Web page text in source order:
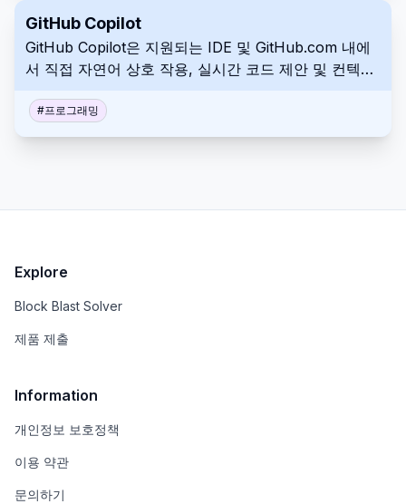
GitHub Copilot
GitHub Copilot은 지원되는 IDE 및 GitHub.com 내에
서 직접 자연어 상호 작용, 실시간 코드 제안 및 컨텍스
#프로그래밍
Explore
Block Blast Solver
제품 제출
Information
개인정보 보호정책
이용 약관
문의하기